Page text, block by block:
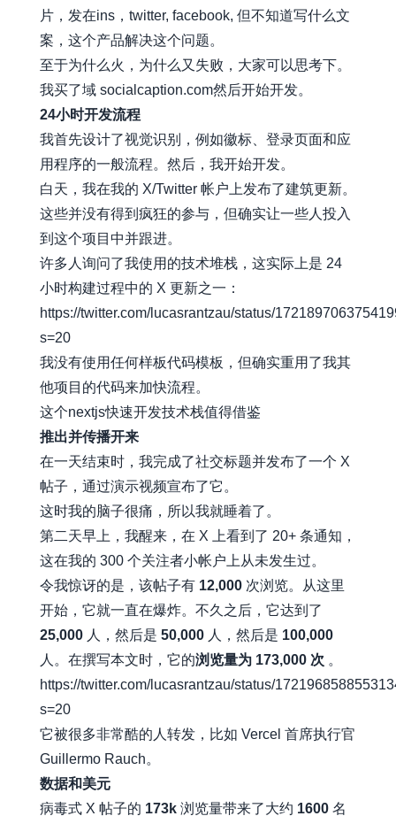
片，发在ins，twitter, facebook, 但不知道写什么文
案，这个产品解决这个问题。
至于为什么火，为什么又失败，大家可以思考下。
我买了域 socialcaption.com然后开始开发。
24小时开发流程
我首先设计了视觉识别，例如徽标、登录页面和应
用程序的一般流程。然后，我开始开发。
白天，我在我的 X/Twitter 帐户上发布了建筑更新。
这些并没有得到疯狂的参与，但确实让一些人投入
到这个项目中并跟进。
许多人询问了我使用的技术堆栈，这实际上是 24
小时构建过程中的 X 更新之一：
https://twitter.com/lucasrantzau/status/
s=20
我没有使用任何样板代码模板，但确实重用了我其
他项目的代码来加快流程。
这个nextjs快速开发技术栈值得借鉴
推出并传播开来
在一天结束时，我完成了社交标题并发布了一个 X
帖子，通过演示视频宣布了它。
这时我的脑子很痛，所以我就睡着了。
第二天早上，我醒来，在 X 上看到了 20+ 条通知，
这在我的 300 个关注者小帐户上从未发生过。
令我惊讶的是，该帖子有 12,000次浏览。从这里
开始，它就一直在爆炸。不久之后，它达到了
25,000人，然后是 50,000人，然后是 100,000
人。在撰写本文时，它的浏览量为 173,000 次 。
https://twitter.com/lucasrantzau/status/
s=20
它被很多非常酷的人转发，比如 Vercel 首席执行官
Guillermo Rauch。
数据和美元
病毒式 X 帖子的 173k浏览量带来了大约 1600名